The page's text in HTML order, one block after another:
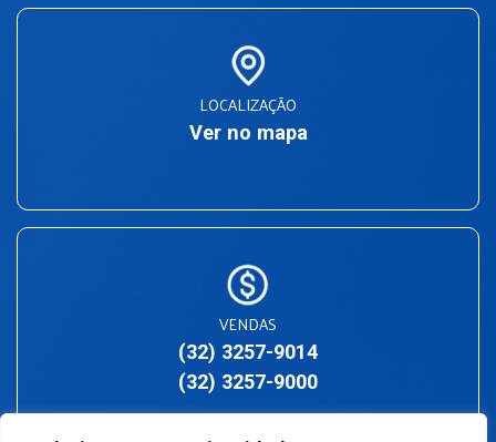
LOCALIZAÇÃO
Ver no mapa
VENDAS
(32) 3257-9014
(32) 3257-9000